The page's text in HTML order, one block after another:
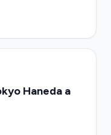
Haneda a